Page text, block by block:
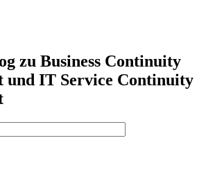
zu Business Continuity
und IT Service Continuity